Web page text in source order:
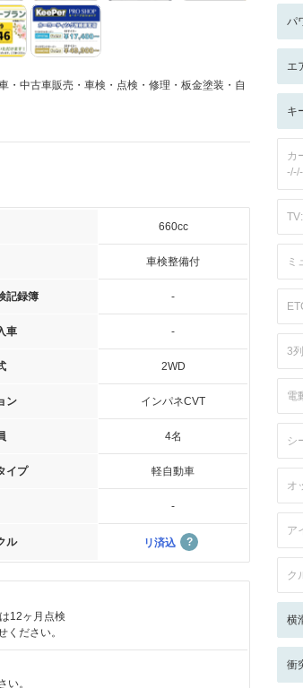
・中古車販売・車検・点検・修理・板金塗装・自
660cc
車検整備付
記録簿 -
車 -
2WD
ン インパネCVT
4名
イプ 軽自動車
-
ル リ済込
12ヶ月点検
ください。
い。
パ
エ
キ
カ
ミ
3
電
シ
オ
ア
ク
横
衝